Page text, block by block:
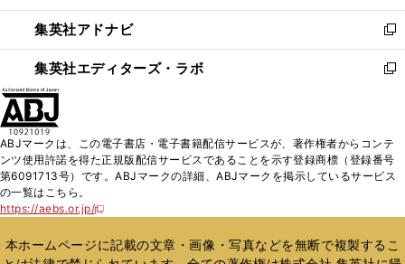
開
く
ウ
で
開
く
ン
ド
ウ
で
ウ
ィ
ン
ド
く
集英社アドナビ
新
し
い
ド
ウ
で
集英社エディターズ・ラボ
新
ィ
ン
ド
開
ABJマークは、この電子書店・電子書籍配信サービスが、著作権者からコンテ
ンツ使用許諾を得た正規版配信サービスであることを示す登録商標（登録番号
第6091713号）です。ABJマークの詳細、ABJマークを掲示しているサービス
の一覧はこちら。
https://aebs.or.jp/
新
い
ウ
本ホームページに記載の文章・画像・写真などを無断で複製するこ